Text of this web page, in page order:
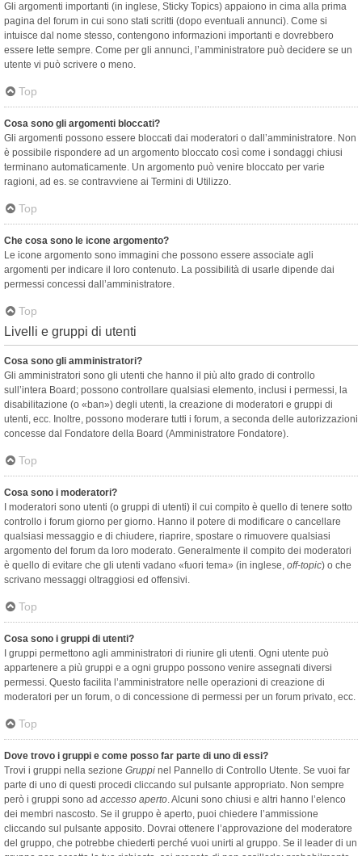
Gli argomenti importanti (in inglese, Sticky Topics) appaiono in cima alla prima
pagina del forum in cui sono stati scritti (dopo eventuali annunci). Come si
intuisce dal nome stesso, contengono informazioni importanti e dovrebbero
essere lette sempre. Come per gli annunci, l’amministratore può decidere se un
utente vi può scrivere o meno.
Top
Cosa sono gli argomenti bloccati?
Gli argomenti possono essere bloccati dai moderatori o dall’amministratore. Non
è possibile rispondere ad un argomento bloccato così come i sondaggi chiusi
terminano automaticamente. Un argomento può venire bloccato per varie
ragioni, ad es. se contravviene ai Termini di Utilizzo.
Top
Che cosa sono le icone argomento?
Le icone argomento sono immagini che possono essere associate agli
argomenti per indicare il loro contenuto. La possibilità di usarle dipende dai
permessi concessi dall’amministratore.
Top
Livelli e gruppi di utenti
Cosa sono gli amministratori?
Gli amministratori sono gli utenti che hanno il più alto grado di controllo
sull’intera Board; possono controllare qualsiasi elemento, inclusi i permessi, la
disabilitazione (o «ban») degli utenti, la creazione di moderatori e gruppi di
utenti, ecc. Inoltre, possono moderare tutti i forum, a seconda delle autorizzazioni
concesse dal Fondatore della Board (Amministratore Fondatore).
Top
Cosa sono i moderatori?
I moderatori sono utenti (o gruppi di utenti) il cui compito è quello di tenere sotto
controllo i forum giorno per giorno. Hanno il potere di modificare o cancellare
qualsiasi messaggio e di chiudere, riaprire, spostare o rimuovere qualsiasi
argomento del forum da loro moderato. Generalmente il compito dei moderatori
è quello di evitare che gli utenti vadano «fuori tema» (in inglese, off-topic) o che
scrivano messaggi oltraggiosi ed offensivi.
Top
Cosa sono i gruppi di utenti?
I gruppi permettono agli amministratori di riunire gli utenti. Ogni utente può
appartenere a più gruppi e a ogni gruppo possono venire assegnati diversi
permessi. Questo facilita l’amministratore nelle operazioni di creazione di
moderatori per un forum, o di concessione di permessi per un forum privato, ecc.
Top
Dove trovo i gruppi e come posso far parte di uno di essi?
Trovi i gruppi nella sezione Gruppi nel Pannello di Controllo Utente. Se vuoi far
parte di uno di questi procedi cliccando sul pulsante appropriato. Non sempre
però i gruppi sono ad accesso aperto. Alcuni sono chiusi e altri hanno l’elenco
dei membri nascosto. Se il gruppo è aperto, puoi chiedere l’ammissione
cliccando sul pulsante apposito. Dovrai ottenere l’approvazione del moderatore
del gruppo, che potrebbe chiederti perché vuoi unirti al gruppo. Se il leader di un